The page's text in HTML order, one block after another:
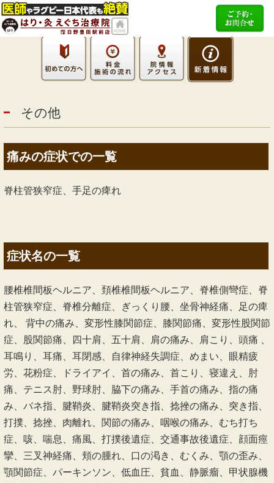
その他
痛みの症状での一覧
脊柱管狭窄症、手足の痺れ
症状名の一覧
腰椎椎間板ヘルニア、頚椎椎間板ヘルニア、脊椎側彎症、脊
柱管狭窄症、脊椎分離症、ぎっくり腰、坐骨神経痛、足の痺
れ、 背中の痛み、変形性膝関節症、膝関節痛、変形性股関節
症、股関節痛、四十肩、五十肩、肩の痛み、肩こり、頭痛 、
耳鳴り、耳痛、耳閉感、自律神経失調症、めまい、眼精疲
労、花粉症、ドライアイ、首の痛み、首こり、寝違え、肘
痛、テニス肘、野球肘、脇下の痛み、手首の痛み、指の痛
み、バネ指、腱鞘炎、腱鞘炎突き指、捻挫の痛み、突き指、
打撲、捻挫、肉離れ、関節の痛み、咽喉の痛み、むち打ち
症、咳、喘息、痛風、打撲後遺症、交通事故後遺症、顔面痙
攣、三叉神経痛、頬の腫れ、口の渇き、むくみ、顎の歪み、
顎関節症、パーキンソン、低血圧、貧血、静脈瘤、甲状腺機